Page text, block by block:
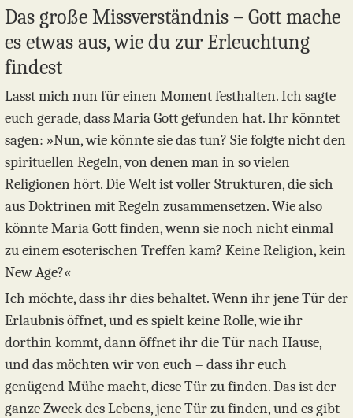
Das große Missverständnis – Gott mache
es etwas aus, wie du zur Erleuchtung
findest
Lasst mich nun für einen Moment festhalten. Ich sagte
euch gerade, dass Maria Gott gefunden hat. Ihr könntet
sagen: »Nun, wie könnte sie das tun? Sie folgte nicht den
spirituellen Regeln, von denen man in so vielen
Religionen hört. Die Welt ist voller Strukturen, die sich
aus Doktrinen mit Regeln zusammensetzen. Wie also
könnte Maria Gott finden, wenn sie noch nicht einmal
zu einem esoterischen Treffen kam? Keine Religion, kein
New Age?«
Ich möchte, dass ihr dies behaltet. Wenn ihr jene Tür der
Erlaubnis öffnet, und es spielt keine Rolle, wie ihr
dorthin kommt, dann öffnet ihr die Tür nach Hause,
und das möchten wir von euch – dass ihr euch
genügend Mühe macht, diese Tür zu finden. Das ist der
ganze Zweck des Lebens, jene Tür zu finden, und es gibt